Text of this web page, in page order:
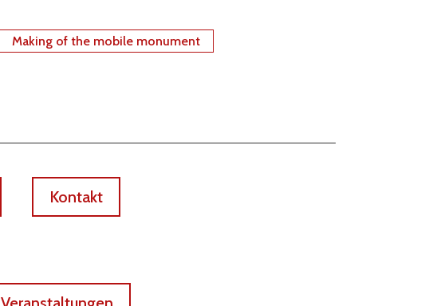
Making of the mobile monument
Kontakt